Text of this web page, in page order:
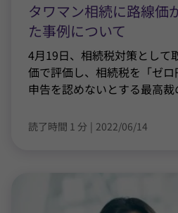
タワマン相続に路線価
た事例について
4月19日、相続税対策として
価で評価し、相続税を「ゼ
申告を認めないとする最高
読了時間 1 分 | 2022/06/14